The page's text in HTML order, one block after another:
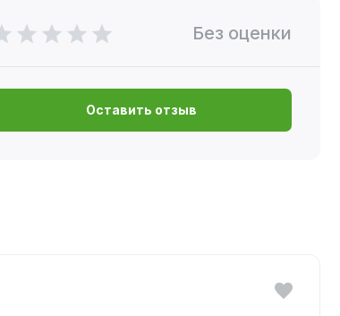
Без оценки
Оставить отзыв